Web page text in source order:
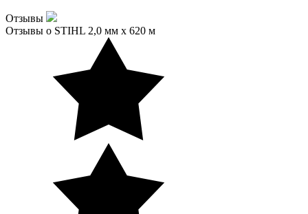
Отзывы
Отзывы о STIHL 2,0 мм х 620 м